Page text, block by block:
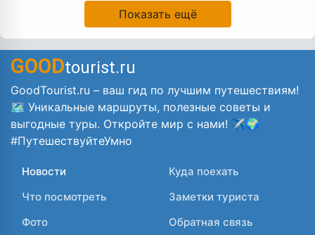
Показать ещё
GOODtourist.ru
GoodTourist.ru – ваш гид по лучшим путешествиям!
🗺️ Уникальные маршруты, полезные советы и
выгодные туры. Откройте мир с нами! ✈️🌍
#ПутешествуйтеУмно
Новости
Куда поехать
Что посмотреть
Заметки туриста
Фото
Обратная связь